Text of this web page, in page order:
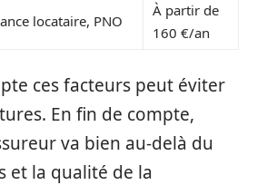
locataire, PNO
À partir de
160 €/an
ces facteurs peut éviter
En fin de compte,
va bien au-delà du
et la qualité de la